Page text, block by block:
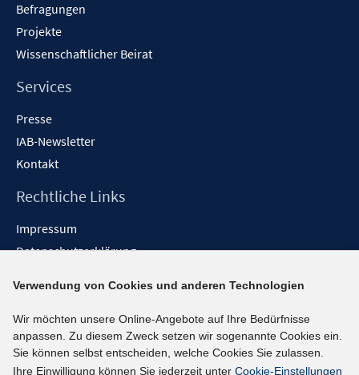
Befragungen
Projekte
Wissenschaftlicher Beirat
Services
Presse
IAB-Newsletter
Kontakt
Rechtliche Links
Impressum
Datenschutzerklärung
Barrieren melden
Social-Media-Kanäle
BlueSky
Verwendung von Cookies und anderen Technologien
Wir möchten unsere Online-Angebote auf Ihre Bedürfnisse
anpassen. Zu diesem Zweck setzen wir sogenannte Cookies ein.
Sie können selbst entscheiden, welche Cookies Sie zulassen.
Ihre Einwilligung können Sie jederzeit unter Cookie-Einstellungen